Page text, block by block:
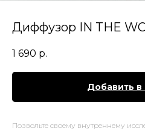
Диффузор IN THE
1 690 р.
Добавить в
Позвольте своему внутреннему